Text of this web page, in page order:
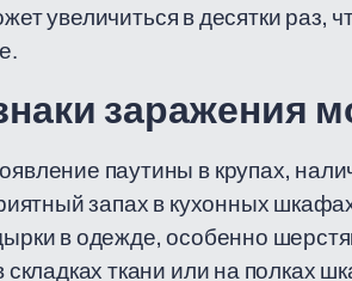
увеличиться в десятки раз,
заражения
паутины в крупах,
запах в кухонных
в одежде, особенно
ткани или на полках